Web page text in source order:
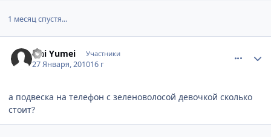
1 месяц спустя...
Oni Yumei Участники
27 Января, 201016 г
а подвеска на телефон с зеленоволосой девочкой сколько
стоит?